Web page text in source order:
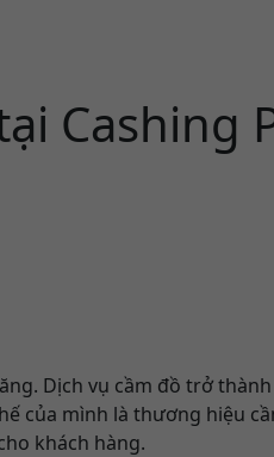
Cashing
Dịch vụ cầm đồ trở
của mình là thương hiệu
khách hàng.